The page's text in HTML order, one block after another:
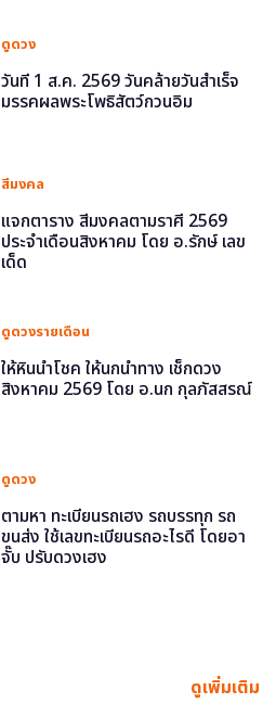
ดูดวง
วันที่ 1 ส.ค. 2569 วันคล้ายวันสำเร็จ
มรรคผลพระโพธิสัตว์กวนอิม
สีมงคล
แจกตาราง สีมงคลตามราศี 2569
ประจำเดือนสิงหาคม โดย อ.รักษ์ เลข
เด็ด
ดูดวงรายเดือน
ให้หินนำโชค ให้นกนำทาง เช็กดวง
สิงหาคม 2569 โดย อ.นก กุลภัสสรณ์
ดูดวง
ตามหา ทะเบียนรถเฮง รถบรรทุก รถ
ขนส่ง ใช้เลขทะเบียนรถอะไรดี โดยอา
จั๊บ ปรับดวงเฮง
ดูเพิ่มเติม